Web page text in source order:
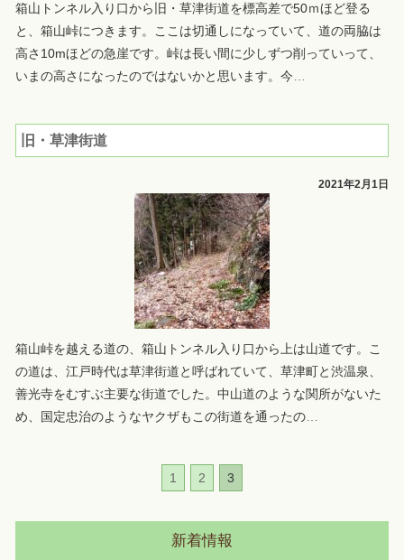
箱山トンネル入り口から旧・草津街道を標高差で50ｍほど登る
と、箱山峠につきます。ここは切通しになっていて、道の両脇は
高さ10mほどの急崖です。峠は長い間に少しずつ削っていって、
いまの高さになったのではないかと思います。今…
旧・草津街道
2021年2月1日
箱山峠を越える道の、箱山トンネル入り口から上は山道です。こ
の道は、江戸時代は草津街道と呼ばれていて、草津町と渋温泉、
善光寺をむすぶ主要な街道でした。中山道のような関所がないた
め、国定忠治のようなヤクザもこの街道を通ったの…
1 2 3
新着情報